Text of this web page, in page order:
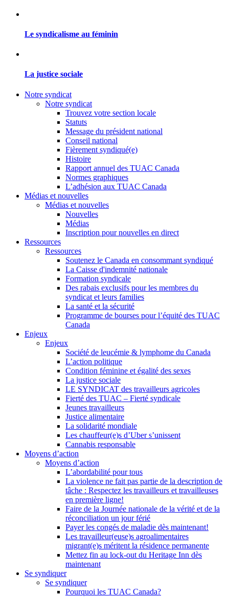
Le syndicalisme au féminin
La justice sociale
Notre syndicat
Notre syndicat
Trouvez votre section locale
Statuts
Message du président national
Conseil national
Fièrement syndiqué(e)
Histoire
Rapport annuel des TUAC Canada
Normes graphiques
L’adhésion aux TUAC Canada
Médias et nouvelles
Médias et nouvelles
Nouvelles
Médias
Inscription pour nouvelles en direct
Ressources
Ressources
Soutenez le Canada en consommant syndiqué
La Caisse d'indemnité nationale
Formation syndicale
Des rabais exclusifs pour les membres du
syndicat et leurs families
La santé et la sécurité
Programme de bourses pour l’équité des TUAC
Canada
Enjeux
Enjeux
Société de leucémie & lymphome du Canada
L’action politique
Condition féminine et égalité des sexes
La justice sociale
LE SYNDICAT des travailleurs agricoles
Fierté des TUAC – Fierté syndicale
Jeunes travailleurs
Justice alimentaire
La solidarité mondiale
Les chauffeur(e)s d’Uber s’unissent
Cannabis responsable
Moyens d’action
Moyens d’action
L’abordabilité pour tous
La violence ne fait pas partie de la description de
tâche : Respectez les travailleurs et travailleuses
en première ligne!
Faire de la Journée nationale de la vérité et de la
réconciliation un jour férié
Payer les congés de maladie dès maintenant!
Les travailleur(euse)s agroalimentaires
migrant(e)s méritent la résidence permanente
Mettez fin au lock-out du Heritage Inn dès
maintenant
Se syndiquer
Se syndiquer
Pourquoi les TUAC Canada?